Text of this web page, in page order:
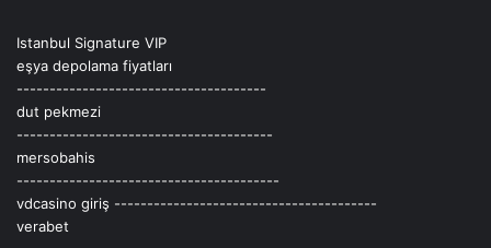
Istanbul Signature VIP
eşya depolama fiyatları
--------------------------------------
dut pekmezi
---------------------------------------
mersobahis
----------------------------------------
vdcasino giriş ----------------------------------------
verabet